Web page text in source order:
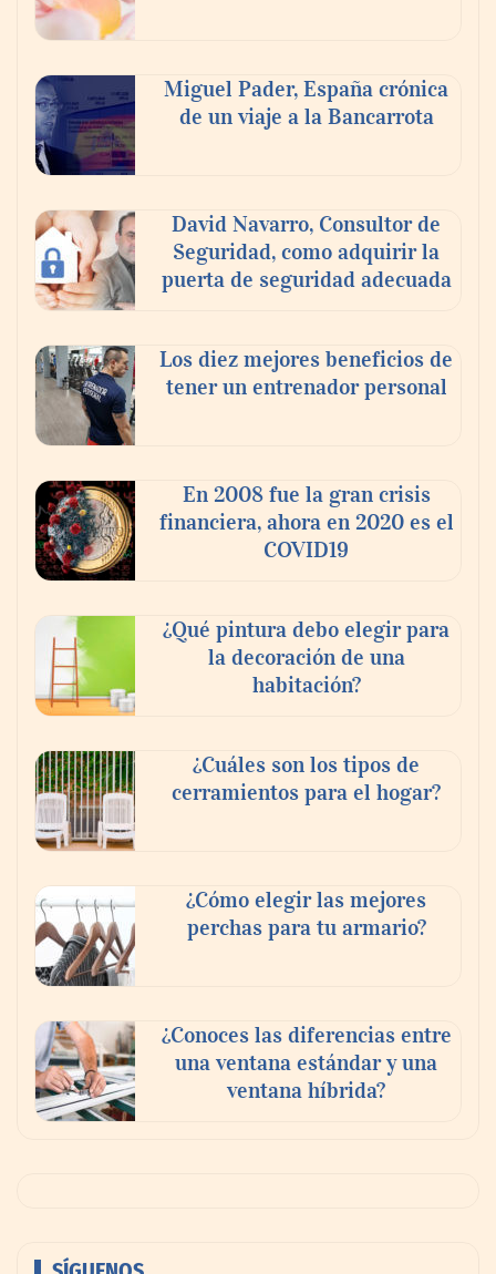
Toro Tapas inaugura su Raw Bar: una
experiencia desde mediodía hasta el
Miguel Pader, España crónica
de un viaje a la Bancarrota
David Navarro, Consultor de
Seguridad, como adquirir la
puerta de seguridad adecuada
Los diez mejores beneficios de
tener un entrenador personal
En 2008 fue la gran crisis
financiera, ahora en 2020 es el
COVID19
¿Qué pintura debo elegir para
la decoración de una
habitación?
¿Cuáles son los tipos de
cerramientos para el hogar?
¿Cómo elegir las mejores
perchas para tu armario?
¿Conoces las diferencias entre
una ventana estándar y una
ventana híbrida?